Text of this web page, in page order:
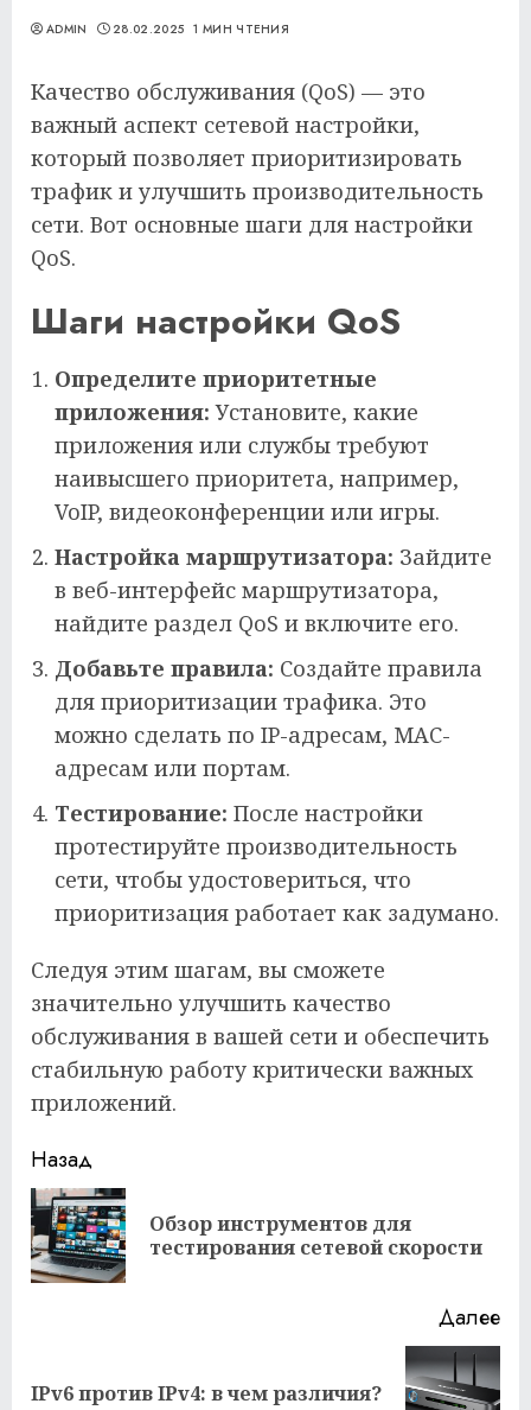
ADMIN 28.02.2025 1 МИН ЧТЕНИЯ
Качество обслуживания (QoS) — это
важный аспект сетевой настройки,
который позволяет приоритизировать
трафик и улучшить производительность
сети. Вот основные шаги для настройки
QoS.
Шаги настройки QoS
Определите приоритетные
приложения: Установите, какие
приложения или службы требуют
наивысшего приоритета, например,
VoIP, видеоконференции или игры.
Настройка маршрутизатора: Зайдите
в веб-интерфейс маршрутизатора,
найдите раздел QoS и включите его.
Добавьте правила: Создайте правила
для приоритизации трафика. Это
можно сделать по IP-адресам, MAC-
адресам или портам.
Тестирование: После настройки
протестируйте производительность
сети, чтобы удостовериться, что
приоритизация работает как задумано.
Следуя этим шагам, вы сможете
значительно улучшить качество
обслуживания в вашей сети и обеспечить
стабильную работу критически важных
приложений.
Продолжить
чтение
Назад
Обзор инструментов для
тестирования сетевой скорости
Далее
Следующая
IPv6 против IPv4: в чем различия?